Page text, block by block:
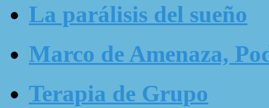
La parálisis del sueño
Marco de Amenaza,
Terapia de Grupo